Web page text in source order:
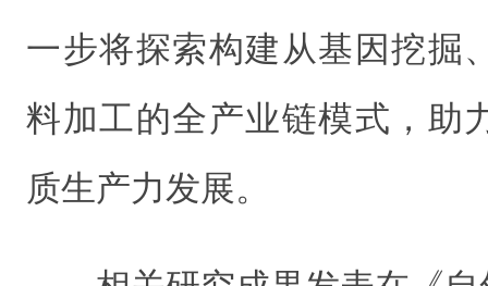
一步将探索构建从基因挖掘
料加工的全产业链模式，助
质生产力发展。